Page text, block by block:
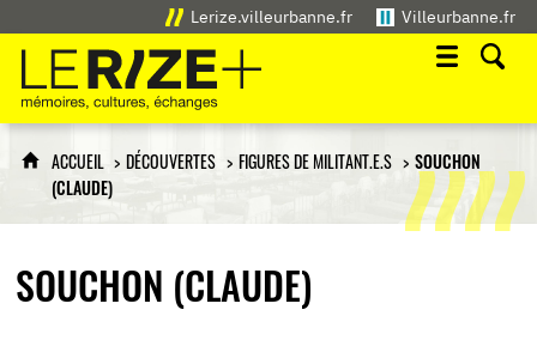
Lerize.villeurbanne.fr Villeurbanne.fr
Le Rize+
mémoires, cultures, échanges
ACCUEIL DÉCOUVERTES FIGURES DE MILITANT.E.S
SOUCHON
(CLAUDE)
SOUCHON (CLAUDE)